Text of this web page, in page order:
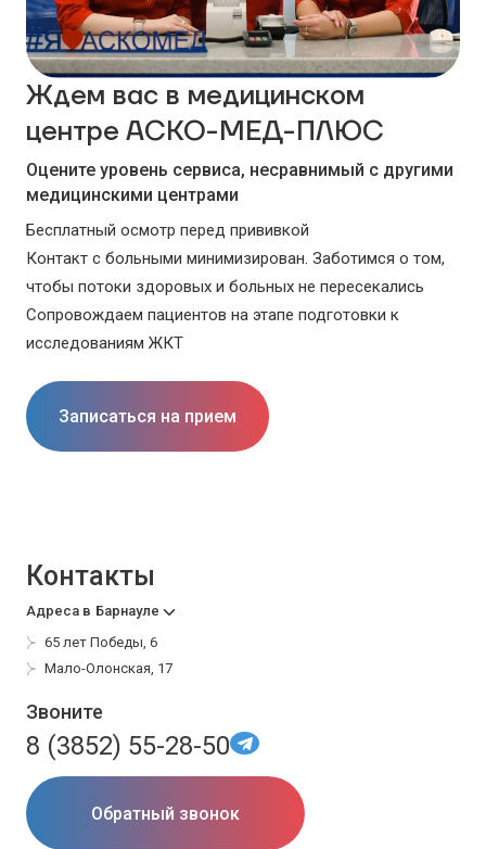
Ждем вас в медицинском
центре АСКО-МЕД-ПЛЮС
Оцените уровень сервиса, несравнимый с другими
медицинскими центрами
Бесплатный осмотр перед прививкой
Контакт с больными минимизирован. Заботимся о том,
чтобы потоки здоровых и больных не пересекались
Сопровождаем пациентов на этапе подготовки к
исследованиям ЖКТ
Записаться на прием
Контакты
Адреса в Барнауле
65 лет Победы, 6
Мало-Олонская, 17
Звоните
8 (3852) 55-28-50
Обратный звонок